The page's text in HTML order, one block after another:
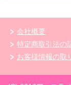
会社概要
特定商取引法の
お客様情報の取